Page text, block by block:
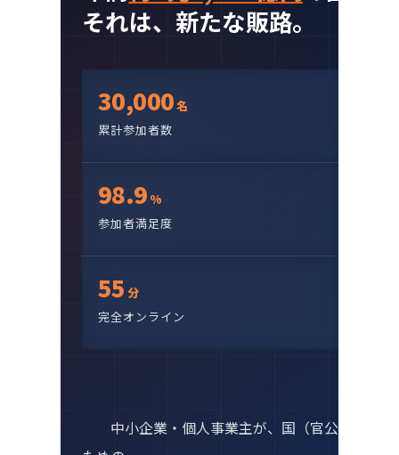
それは、新たな販路。
30,000名
累計参加者数
98.9 %
参加者満足度
55 分
完全オンライン